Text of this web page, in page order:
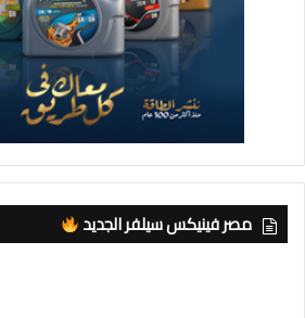
مصر فينيكس سيلفر الجديد